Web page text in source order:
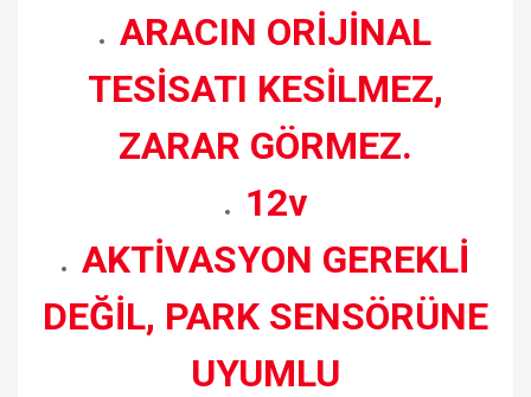
ARACIN ORİJİNAL
TESİSATI KESİLMEZ,
ZARAR GÖRMEZ.
12v
AKTİVASYON GEREKLİ
DEĞİL, PARK SENSÖRÜNE
UYUMLU